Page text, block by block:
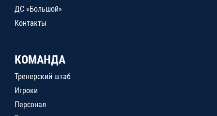
ДС «Большой»
Контакты
КОМАНДА
Тренерский штаб
Игроки
Персонал